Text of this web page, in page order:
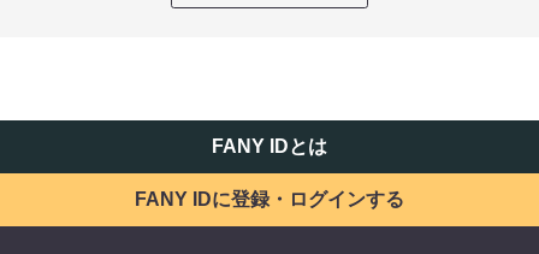
FANY IDとは
FANY IDに登録・ログインする